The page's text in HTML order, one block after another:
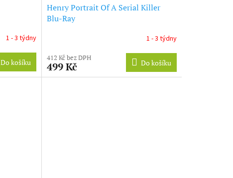
1 - 3 týdny
Do košíku
Henry Portrait Of A Serial Killer
Blu-Ray
1 - 3 týdny
412 Kč bez DPH
499 Kč Do košíku